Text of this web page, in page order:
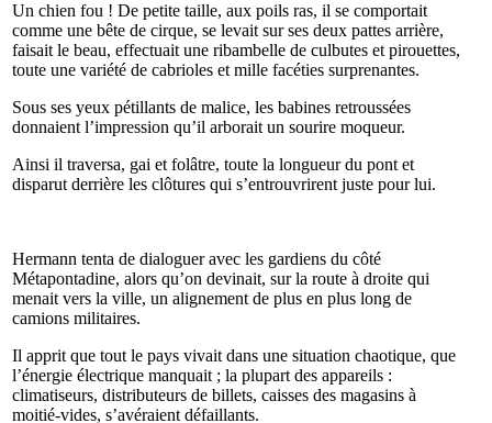
Un chien fou ! De petite taille, aux poils ras, il se comportait
comme une bête de cirque, se levait sur ses deux pattes arrière,
faisait le beau, effectuait une ribambelle de culbutes et pirouettes,
toute une variété de cabrioles et mille facéties surprenantes.
Sous ses yeux pétillants de malice, les babines retroussées
donnaient l’impression qu’il arborait un sourire moqueur.
Ainsi il traversa, gai et folâtre, toute la longueur du pont et
disparut derrière les clôtures qui s’entrouvrirent juste pour lui.
Hermann tenta de dialoguer avec les gardiens du côté
Métapontadine, alors qu’on devinait, sur la route à droite qui
menait vers la ville, un alignement de plus en plus long de
camions militaires.
Il apprit que tout le pays vivait dans une situation chaotique, que
l’énergie électrique manquait ; la plupart des appareils :
climatiseurs, distributeurs de billets, caisses des magasins à
moitié-vides, s’avéraient défaillants.